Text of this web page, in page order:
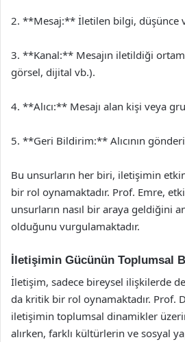
2. **Mesaj:** İletilen bilgi, düşünce
3. **Kanal:** Mesajın iletildiği ortam
görsel, dijital vb.).
4. **Alıcı:** Mesajı alan kişi veya
5. **Geri Bildirim:** Alıcının
Bu unsurların her biri, iletişimin
bir rol oynamaktadır. Prof. Emre,
unsurların nasıl bir araya geldiğini
olduğunu vurgulamaktadır.
İletişimin Gücünün Toplumsal
İletişim, sadece bireysel ilişkilerde
da kritik bir rol oynamaktadır. Prof.
iletişimin toplumsal dinamikler
alırken, farklı kültürlerin ve sosyal